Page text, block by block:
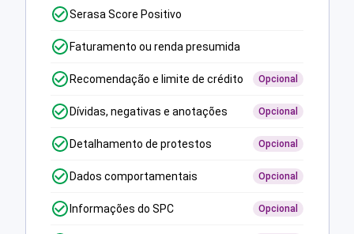
Serasa Score Positivo
Faturamento ou renda presumida
Recomendação e limite de crédito Opcional
Dívidas, negativas e anotações Opcional
Detalhamento de protestos Opcional
Dados comportamentais Opcional
Informações do SPC Opcional